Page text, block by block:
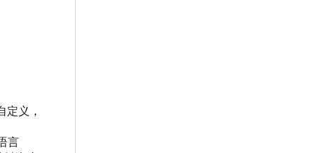
定义，
言